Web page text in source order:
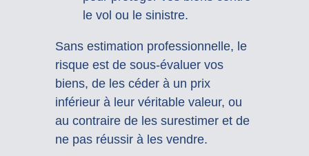
le vol ou le sinistre.
Sans estimation professionnelle, le
risque est de sous-évaluer vos
biens, de les céder à un prix
inférieur à leur véritable valeur, ou
au contraire de les surestimer et de
ne pas réussir à les vendre.